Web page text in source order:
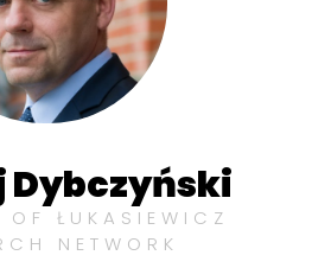
Dybczyński
OF ŁUKASIEWICZ
NETWORK